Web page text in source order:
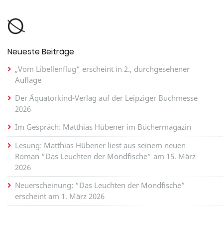
Neueste Beiträge
„Vom Libellenflug“ erscheint in 2., durchgesehener
Auflage
Der Äquatorkind-Verlag auf der Leipziger Buchmesse
2026
Im Gespräch: Matthias Hübener im Büchermagazin
Lesung: Matthias Hübener liest aus seinem neuen
Roman “Das Leuchten der Mondfische” am 15. März
2026
Neuerscheinung: “Das Leuchten der Mondfische”
erscheint am 1. März 2026